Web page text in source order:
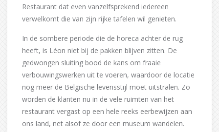
Restaurant dat even vanzelfsprekend iedereen
verwelkomt die van zijn rijke tafelen wil genieten.
In de sombere periode die de horeca achter de rug
heeft, is Léon niet bij de pakken blijven zitten. De
gedwongen sluiting bood de kans om fraaie
verbouwingswerken uit te voeren, waardoor de locatie
nog meer de Belgische levensstijl moet uitstralen. Zo
worden de klanten nu in de vele ruimten van het
restaurant vergast op een hele reeks eerbewijzen aan
ons land, net alsof ze door een museum wandelen.